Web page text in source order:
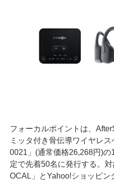
フォーカルポイントは、
ミッタ付き骨伝導ワイヤレ
0021」(通常価格26,268円)
定で先着50名に発行する。
OCAL」とYahoo!ショッピン